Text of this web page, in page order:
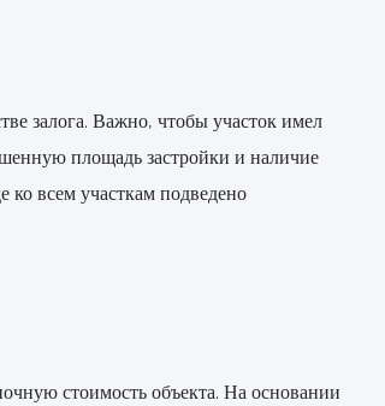
залога. Важно, чтобы участок имел
площадь застройки и наличие
всем участкам подведено
стоимость объекта. На основании